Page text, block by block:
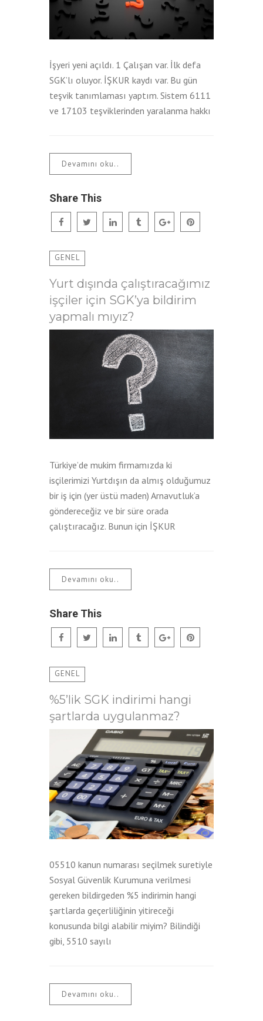
İşyeri yeni açıldı. 1 Çalışan var. İlk defa
SGK’lı oluyor. İŞKUR kaydı var. Bu gün
teşvik tanımlaması yaptım. Sistem 6111
ve 17103 teşviklerinden yaralanma hakkı
Devamını oku..
Share This
GENEL
Yurt dışında çalıştıracağımız
işçiler için SGK’ya bildirim
yapmalı mıyız?
Türkiye’de mukim firmamızda ki
isçilerimizi Yurtdışın da almış olduğumuz
bir iş için (yer üstü maden) Arnavutluk’a
göndereceğiz ve bir süre orada
çalıştıracağız. Bunun için İŞKUR
Devamını oku..
Share This
GENEL
%5’lik SGK indirimi hangi
şartlarda uygulanmaz?
05510 kanun numarası seçilmek suretiyle
Sosyal Güvenlik Kurumuna verilmesi
gereken bildirgeden %5 indirimin hangi
şartlarda geçerliliğinin yitireceği
konusunda bilgi alabilir miyim? Bilindiği
gibi, 5510 sayılı
Devamını oku..